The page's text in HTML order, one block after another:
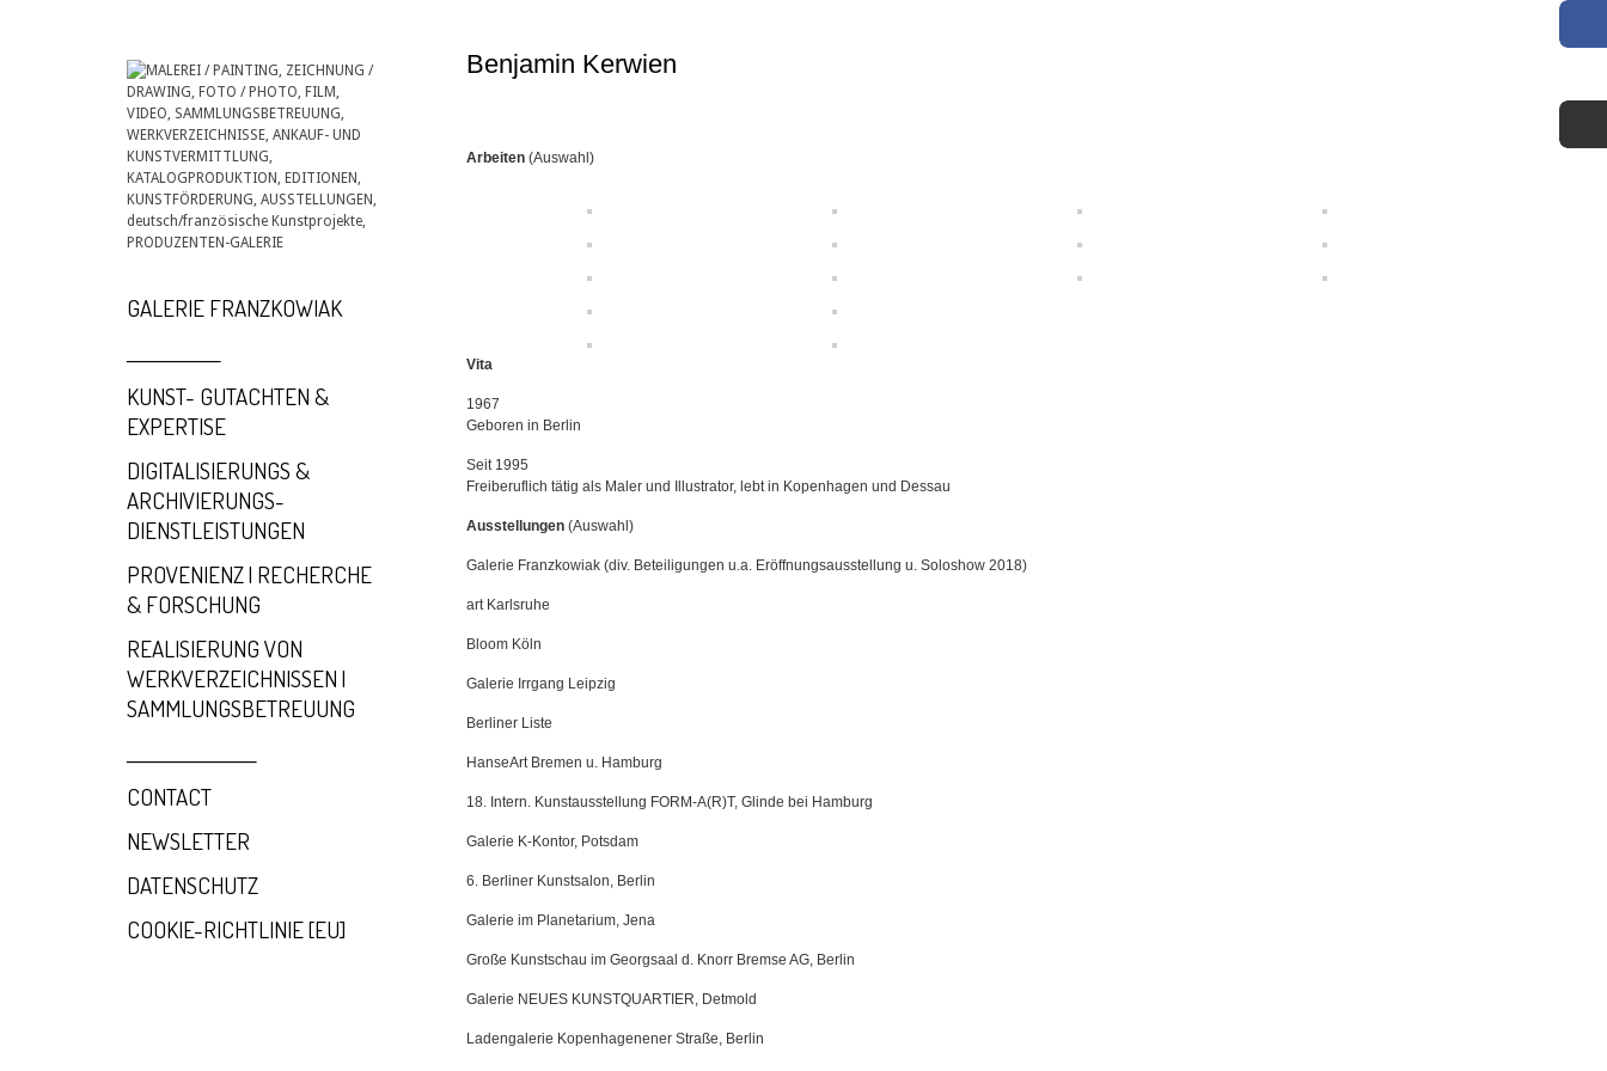
GALERIE FRANZKOWIAK
KUNST- GUTACHTEN &
EXPERTISE
DIGITALISIERUNGS &
ARCHIVIERUNGS-
DIENSTLEISTUNGEN
PROVENIENZ | RECHERCHE
& FORSCHUNG
REALISIERUNG VON
WERKVERZEICHNISSEN |
SAMMLUNGSBETREUUNG
CONTACT
NEWSLETTER
DATENSCHUTZ
COOKIE-RICHTLINIE [EU]
Benjamin Kerwien
Arbeiten (Auswahl)
Vita
1967
Geboren in Berlin
Seit 1995
Freiberuflich tätig als Maler und Illustrator, lebt in Kopenhagen und Dessau
Ausstellungen (Auswahl)
Galerie Franzkowiak (div. Beteiligungen u.a. Eröffnungsausstellung u. Soloshow 2018)
art Karlsruhe
Bloom Köln
Galerie Irrgang Leipzig
Berliner Liste
HanseArt Bremen u. Hamburg
18. Intern. Kunstausstellung FORM-A(R)T, Glinde bei Hamburg
Galerie K-Kontor, Potsdam
6. Berliner Kunstsalon, Berlin
Galerie im Planetarium, Jena
Große Kunstschau im Georgsaal d. Knorr Bremse AG, Berlin
Galerie NEUES KUNSTQUARTIER, Detmold
Ladengalerie Kopenhagenener Straße, Berlin